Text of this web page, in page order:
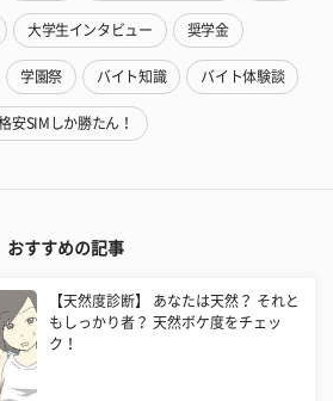
大学生インタビュー 奨学金
学園祭 バイト知識 バイト体験談
安SIMしか勝たん！
おすすめの記事
【天然度診断】 あなたは天然？ それと
もしっかり者？ 天然ボケ度をチェッ
ク！